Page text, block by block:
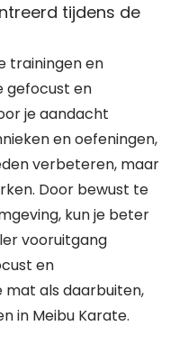
tijdens de
trainingen en
gefocust en
je aandacht
en oefeningen,
verbeteren, maar
Door bewust te
kun je beter
vooruitgang
en
als daarbuiten,
in Meibu Karate.